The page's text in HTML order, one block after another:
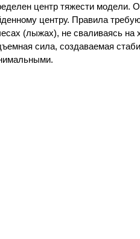
центр тяжести модели.
центру. Правила
(лыжах), не сваливаясь на
сила, создаваемая